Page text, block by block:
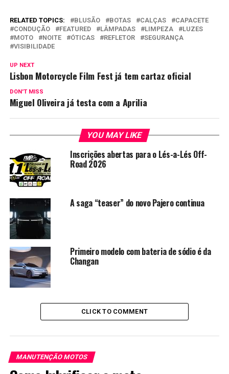
RELATED TOPICS: BLUSÃO BOTAS CALÇAS
CAPACETE
CONDUÇÃO
FEATURED LÂMPADAS LIMPEZA
LUZES
MOTO
NOITE ÓTICAS REFLETOR
SEGURANÇA
VISIBILIDADE
UP NEXT
Lisbon Motorcycle Film Fest já tem cartaz oficial
DON'T MISS
Miguel Oliveira já testa com a Aprilia
YOU MAY LIKE
Inscrições abertas para o Lés-a-Lés Off-
Road 2026
A saga “teaser” do novo Pajero continua
Primeiro modelo com bateria de sódio é da
Changan
CLICK TO COMMENT
MANUTENÇÃO MOTOS